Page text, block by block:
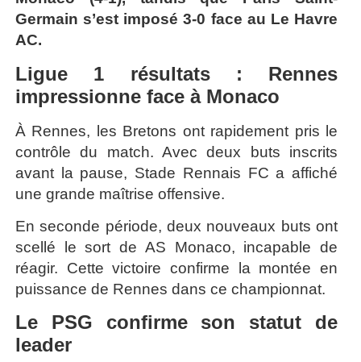
Germain s’est imposé 3-0 face au Le Havre
AC.
Ligue 1 résultats : Rennes
impressionne face à Monaco
À Rennes, les Bretons ont rapidement pris le
contrôle du match. Avec deux buts inscrits
avant la pause, Stade Rennais FC a affiché
une grande maîtrise offensive.
En seconde période, deux nouveaux buts ont
scellé le sort de AS Monaco, incapable de
réagir. Cette victoire confirme la montée en
puissance de Rennes dans ce championnat.
Le PSG confirme son statut de
leader